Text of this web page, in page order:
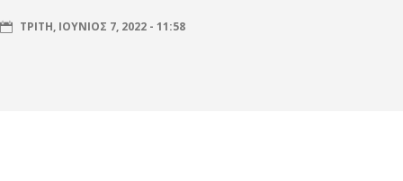
ΤΡΊΤΗ, ΙΟΎΝΙΟΣ 7, 2022 - 11:58